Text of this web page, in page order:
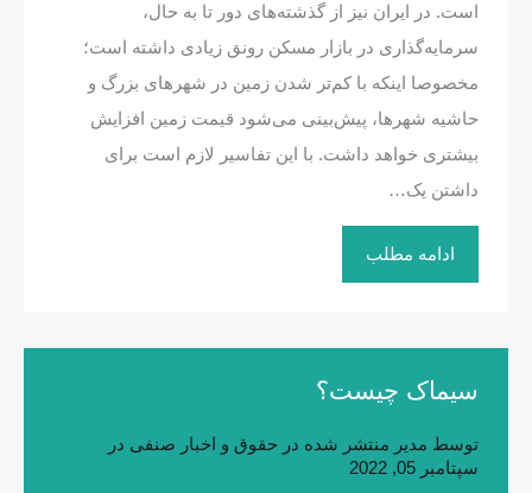
است. در ایران نیز از گذشته‌های دور تا به حال،
سرمایه‌گذاری در بازار مسکن رونق زیادی داشته است؛
مخصوصا اینکه با کم‌تر شدن زمین در شهرهای بزرگ و
حاشیه شهرها، پیش‌بینی می‌شود قیمت زمین افزایش
بیشتری خواهد داشت. با این تفاسیر لازم است برای
داشتن یک…
ادامه مطلب
سیماک چیست؟
توسط مدیر منتشر شده در حقوق و اخبار صنفی در
سپتامبر 05, 2022